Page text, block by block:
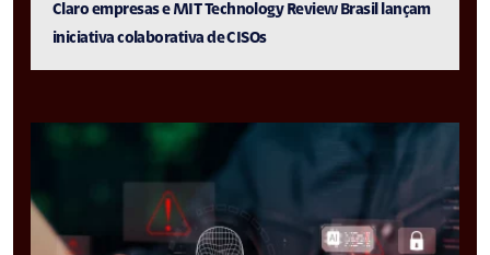
Claro empresas e MIT Technology Review Brasil lançam
iniciativa colaborativa de CISOs